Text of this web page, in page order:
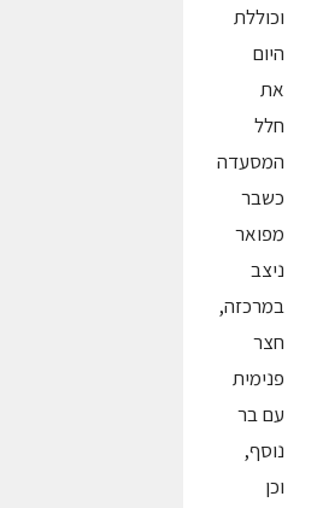
וכוללת
היום
את
חלל
המסעדה
כשבר
מפואר
ניצב
במרכזה,
חצר
פנימית
עם בר
נוסף,
וכן